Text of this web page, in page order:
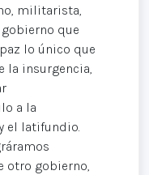
militarista,
que
lo único que
la insurgencia,
a la
el latifundio.
otro gobierno,